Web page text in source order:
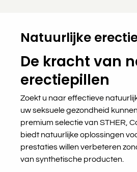
Natuurlijke
De kracht van
erectiepillen
Zoekt u naar effectieve
uw seksuele gezondheid
premium selectie van STHER,
biedt natuurlijke oplossingen
prestaties willen verbeteren
van synthetische producten.